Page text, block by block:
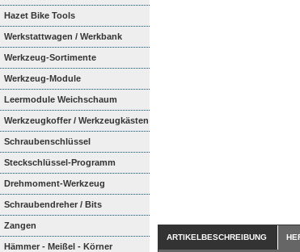
Hazet Bike Tools
Werkstattwagen / Werkbank
Werkzeug-Sortimente
Werkzeug-Module
Weichschaumeinl...
Leermodule Weichschaum
Werkzeugkoffer / Werkzeugkästen
Schraubenschlüssel
Steckschlüssel-Programm
Drehmoment-Werkzeug
Schraubendreher / Bits
Zangen
Hämmer - Meißel - Körner
ARTIKELBESCHREIBUNG